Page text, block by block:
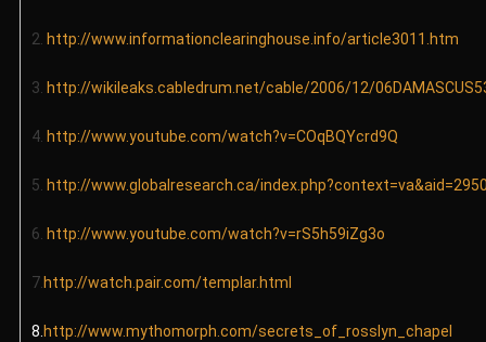
2. http://www.informationclearinghouse.info/article3011.htm
3. http://wikileaks.cabledrum.net/cable/2006/12/
4. http://www.youtube.com/watch?v=COqBQYcrd9Q
5. http://www.globalresearch.ca/
6. http://www.youtube.com/watch?v=rS5h59iZg3o
7. http://watch.pair.com/templar.html
8. http://www.mythomorph.com/secrets_of_rosslyn_chapel